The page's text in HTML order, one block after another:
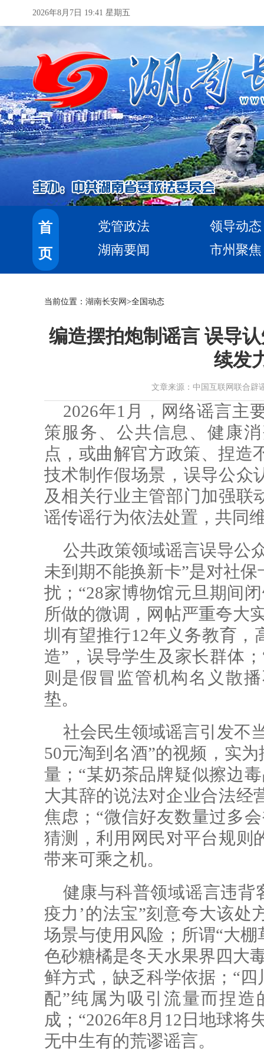
2026年8月7日 19:41 星期五
首
页
党管政法
领导动态
湖南要闻
市州聚焦
当前位置： 湖南长安网 >全国动态
编造摆拍炮制谣言 误导
续发
文章来源：中国互联网联合辟
2026年1月，网络谣言主
策服务、公共信息、健康
点，或曲解官方政策、捏造
技术制作假场景，误导公众
及相关行业主管部门加强联
谣传谣行为依法处置，共同
公共政策领域谣言误导公
未到期不能换新卡”是对社
扰；“28家博物馆元旦期间
所做的微调，网帖严重夸大
圳有望推行12年义务教育，
造”，误导学生及家长群体
则是假冒监管机构名义散
垫。
社会民生领域谣言引发不
50元淘到名酒”的视频，实
量；“某奶茶品牌疑似擦边
大其辞的说法对企业合法经
焦虑；“微信好友数量过多
猜测，利用网民对平台规则
带来可乘之机。
健康与科普领域谣言违背
疫力’的法宝”刻意夸大该处
场景与使用风险；所谓“大
色砂糖橘是冬天水果界四大
鲜方式，缺乏科学依据；“
配”纯属为吸引流量而捏
成；“2026年8月12日地球将
无中生有的荒谬谣言。